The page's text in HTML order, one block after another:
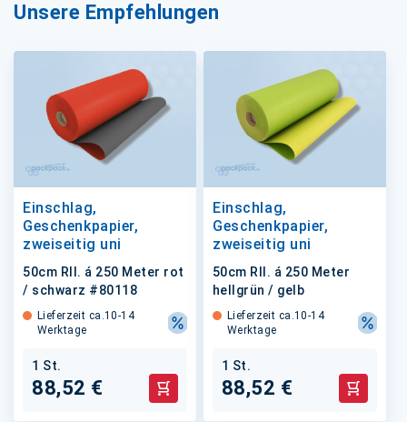
Unsere Empfehlungen
Einschlag,
Geschenkpapier,
zweiseitig uni
50cm Rll. á 250 Meter rot
/ schwarz #80118
Lieferzeit ca.10-14
Werktage
1 St.
88,52 € In den Warenkorb
Einschlag,
Geschenkpapier,
zweiseitig uni
50cm Rll. á 250 Meter
hellgrün / gelb
Lieferzeit ca.10-14
Werktage
1 St.
88,52 € In den